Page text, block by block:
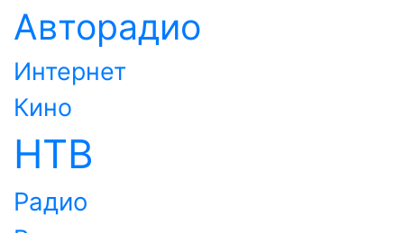
Авторадио
Интернет
Кино
НТВ
Радио